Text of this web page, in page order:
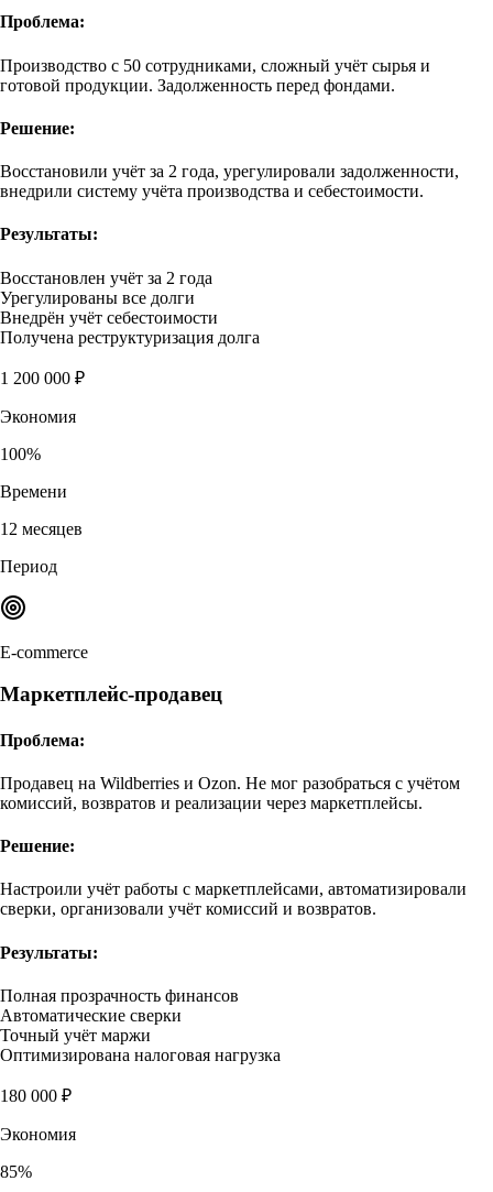
Проблема:
Производство с 50 сотрудниками, сложный учёт сырья и
готовой продукции. Задолженность перед фондами.
Решение:
Восстановили учёт за 2 года, урегулировали задолженности,
внедрили систему учёта производства и себестоимости.
Результаты:
Восстановлен учёт за 2 года
Урегулированы все долги
Внедрён учёт себестоимости
Получена реструктуризация долга
1 200 000 ₽
Экономия
100%
Времени
12 месяцев
Период
E-commerce
Маркетплейс-продавец
Проблема:
Продавец на Wildberries и Ozon. Не мог разобраться с учётом
комиссий, возвратов и реализации через маркетплейсы.
Решение:
Настроили учёт работы с маркетплейсами, автоматизировали
сверки, организовали учёт комиссий и возвратов.
Результаты:
Полная прозрачность финансов
Автоматические сверки
Точный учёт маржи
Оптимизирована налоговая нагрузка
180 000 ₽
Экономия
85%